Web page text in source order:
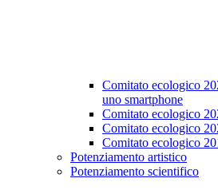
Comitato ecologico
uno smartphone
Comitato ecologico
Comitato ecologico
Comitato ecologico
Potenziamento artistico
Potenziamento scientifico